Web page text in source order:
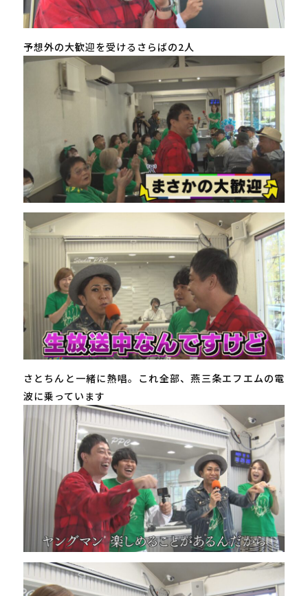
予想外の大歓迎を受けるさらばの2人
さとちんと一緒に熱唱。これ全部、燕三条エフエムの電
波に乗っています